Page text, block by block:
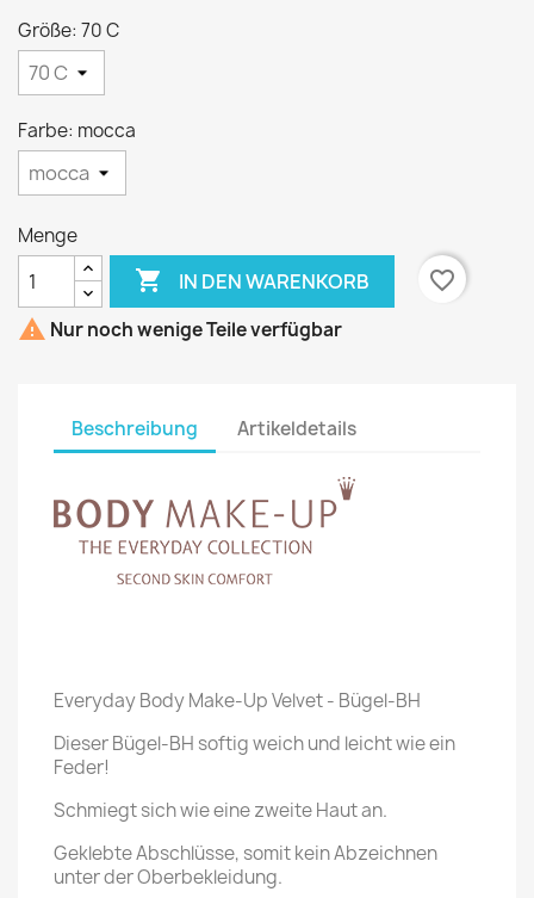
Größe: 70 C
Farbe: mocca
Menge
 IN DEN WARENKORB
favorite_border
 Nur noch wenige Teile verfügbar
Beschreibung Artikeldetails
Everyday Body Make-Up Velvet - Bügel-BH
Dieser Bügel-BH softig weich und leicht wie ein
Feder!
Schmiegt sich wie eine zweite Haut an.
Geklebte Abschlüsse, somit kein Abzeichnen
unter der Oberbekleidung.